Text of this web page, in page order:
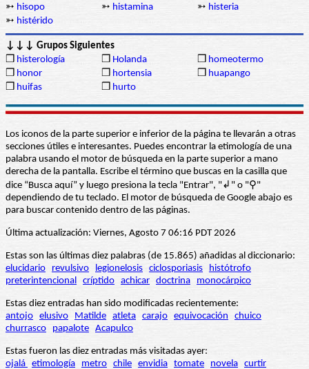
➳ hisopo ➳ histamina ➳ histeria
➳ histérido
↓↓↓ Grupos Siguientes
❒ histerología ❒ Holanda ❒ homeotermo
❒ honor ❒ hortensia ❒ huapango
❒ huifas ❒ hurto
Los iconos de la parte superior e inferior de la página te llevarán a otras
secciones útiles e interesantes. Puedes encontrar la etimología de una
palabra usando el motor de búsqueda en la parte superior a mano
derecha de la pantalla. Escribe el término que buscas en la casilla que
dice “Busca aquí” y luego presiona la tecla "Entrar", "↲" o "⚲"
dependiendo de tu teclado. El motor de búsqueda de Google abajo es
para buscar contenido dentro de las páginas.
Última actualización: Viernes, Agosto 7 06:16 PDT 2026
Estas son las últimas diez palabras (de 15.865) añadidas al diccionario:
elucidario
revulsivo legionelosis ciclosporiasis
histótrofo
preterintencional críptido achicar doctrina monocárpico
Estas diez entradas han sido modificadas recientemente:
antojo elusivo Matilde atleta carajo equivocación
chuico
churrasco
papalote Acapulco
Estas fueron las diez entradas más visitadas ayer:
ojalá etimología metro chile envidia tomate novela curtir